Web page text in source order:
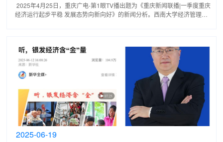
2025年4月25日，重庆广电-第1眼TV播出题为《重庆新闻联播|一季度重庆
经济运行起步平稳 发展态势向新向好》的新闻分析。西南大学经济管理学
2025-06-19